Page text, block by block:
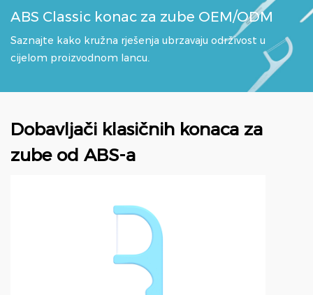
ABS Classic konac za zube OEM/ODM
Saznajte kako kružna rješenja ubrzavaju održivost u
cijelom proizvodnom lancu.
Dobavljači klasičnih konaca za
zube od ABS-a